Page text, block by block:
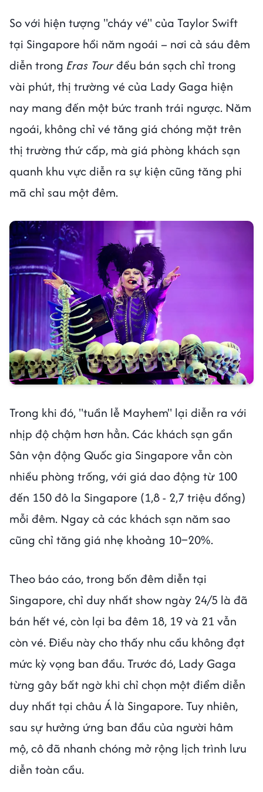
So với hiện tượng "cháy vé" của Taylor Swift
tại Singapore hồi năm ngoái – nơi cả sáu đêm
diễn trong Eras Tourđều bán sạch chỉ trong
vài phút, thị trường vé của Lady Gaga hiện
nay mang đến một bức tranh trái ngược. Năm
ngoái, không chỉ vé tăng giá chóng mặt trên
thị trường thứ cấp, mà giá phòng khách sạn
quanh khu vực diễn ra sự kiện cũng tăng phi
mã chỉ sau một đêm.
Trong khi đó, "tuần lễ Mayhem" lại diễn ra với
nhịp độ chậm hơn hẳn. Các khách sạn gần
Sân vận động Quốc gia Singapore vẫn còn
nhiều phòng trống, với giá dao động từ 100
đến 150 đô la Singapore (1,8 - 2,7 triệu đồng)
mỗi đêm. Ngay cả các khách sạn năm sao
cũng chỉ tăng giá nhẹ khoảng 10–20%.
Theo báo cáo, trong bốn đêm diễn tại
Singapore, chỉ duy nhất show ngày 24/5 là đã
bán hết vé, còn lại ba đêm 18, 19 và 21 vẫn
còn vé. Điều này cho thấy nhu cầu không đạt
mức kỳ vọng ban đầu. Trước đó, Lady Gaga
từng gây bất ngờ khi chỉ chọn một điểm diễn
duy nhất tại châu Á là Singapore. Tuy nhiên,
sau sự hưởng ứng ban đầu của người hâm
mộ, cô đã nhanh chóng mở rộng lịch trình lưu
diễn toàn cầu.